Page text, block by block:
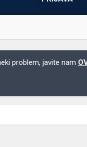
problem, javite nam